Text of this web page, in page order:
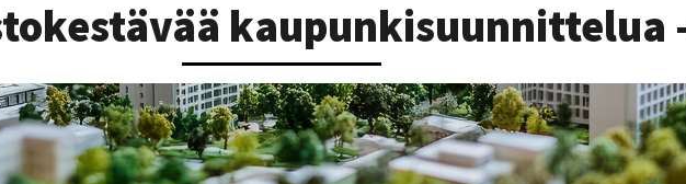
kaupunkisuunnittelua